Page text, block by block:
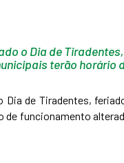
o Dia de
terão horário
Dia de Tiradentes,
funcionamento